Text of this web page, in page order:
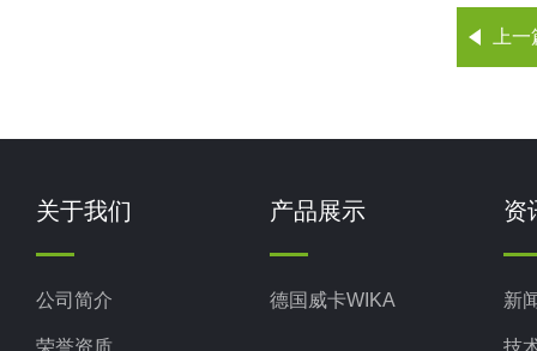
上
关于我们
公司简介
荣誉资质
产品展示
德国威卡WIKA
资
新
技